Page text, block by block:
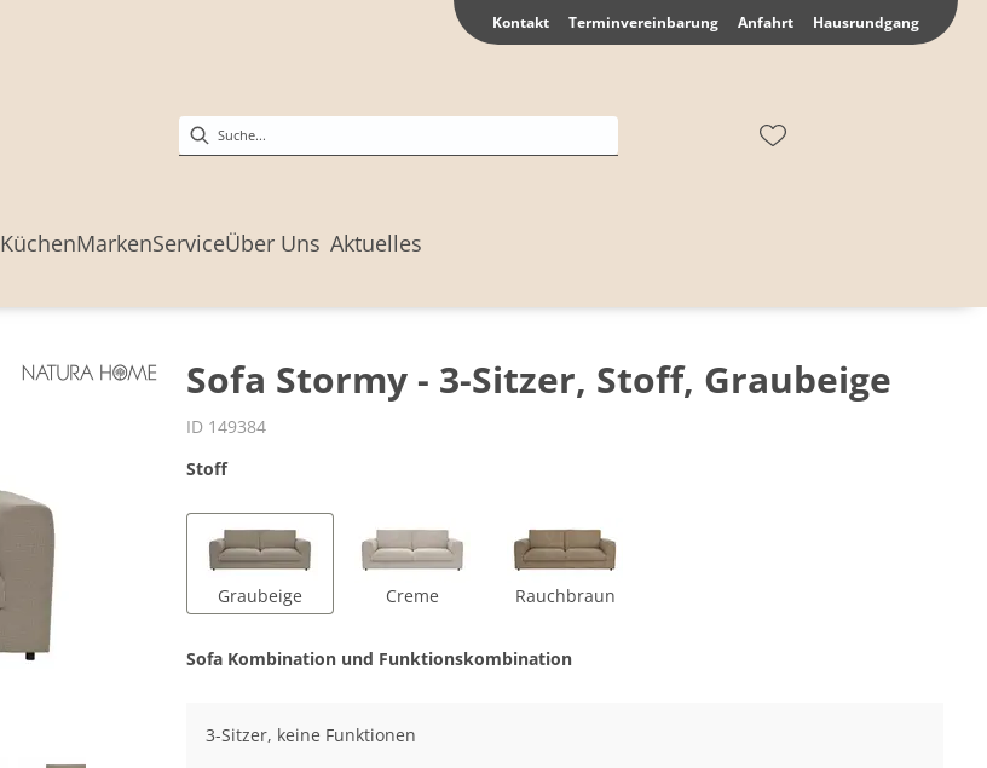
Kontakt Terminvereinbarung Anfahrt Hausrundgang
KüchenMarkenServiceÜber Uns Aktuelles
Sofa Stormy - 3-Sitzer, Stoff, Graubeige
ID 149384
Stoff
Graubeige Creme Rauchbraun
Sofa Kombination und Funktionskombination
3-Sitzer, keine Funktionen